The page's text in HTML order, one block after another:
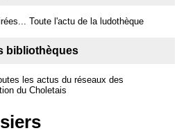
Toute l'actu de la ludothèque
bibliothèques
les actus du réseaux des
du Choletais